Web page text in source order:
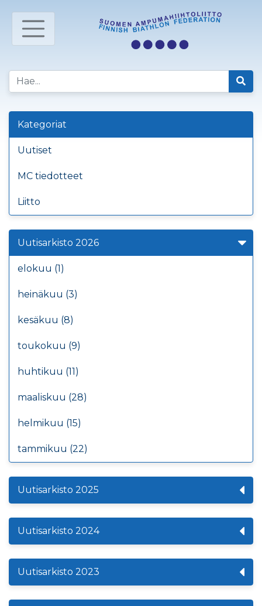
Kategoriat
Uutiset
MC tiedotteet
Liitto
Uutisarkisto 2026
elokuu (1)
heinäkuu (3)
kesäkuu (8)
toukokuu (9)
huhtikuu (11)
maaliskuu (28)
helmikuu (15)
tammikuu (22)
Uutisarkisto 2025
Uutisarkisto 2024
Uutisarkisto 2023